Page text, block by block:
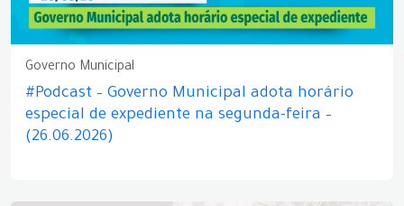
Governo Municipal
#Podcast – Governo Municipal adota horário
especial de expediente na segunda-feira –
(26.06.2026)